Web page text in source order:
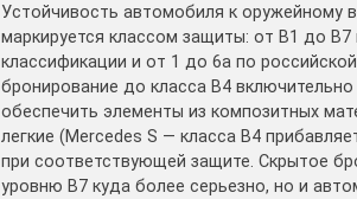
Устойчивость автомобиля к оружейному
маркируется классом защиты: от В1 до
классификации и от 1 до 6а по
бронирование до класса B4
обеспечить элементы из композитных
легкие (Mercedes S — класса B4
при соответствующей защите. Скрытое
уровню В7 куда более серьезно, но и